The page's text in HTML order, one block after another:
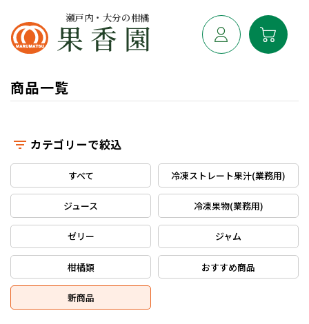
瀬戸内・大分の柑橘
商品一覧
カテゴリーで絞込
すべて 冷凍ストレート果汁(業務用)
ジュース 冷凍果物(業務用)
ゼリー ジャム
柑橘類 おすすめ商品
新商品